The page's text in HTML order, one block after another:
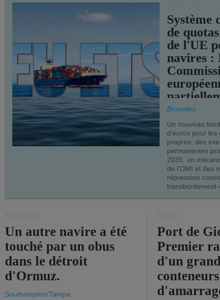
Système
de
de l'UE
navires :
Bruxelles
Un nouveau
d'euros pour les
propres, des
permanentes
2035, un
de l'OMI et des
répression
transbordement
Un autre navire a été
touché par un obus
dans le détroit
d'Ormuz.
Southampton/Tampa
Port de
Premier
d'un